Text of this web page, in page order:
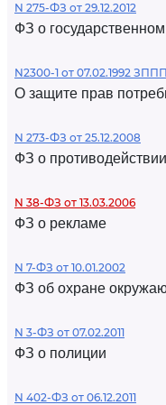
N 275-ФЗ от 29.12.2012
ФЗ о
N2300-1 от 07.02.1992 ЗППП
О защите прав
N 273-ФЗ от 25.12.2008
ФЗ о
N 38-ФЗ от 13.03.2006
ФЗ о рекламе
N 7-ФЗ от 10.01.2002
ФЗ об охране
N 3-ФЗ от 07.02.2011
ФЗ о полиции
N 402-ФЗ от 06.12.2011